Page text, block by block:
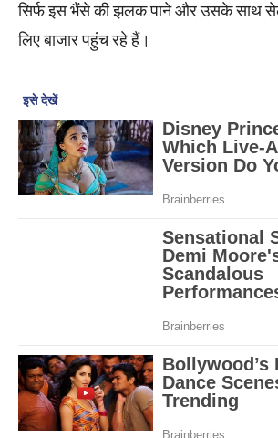
सिर्फ इस भैंसे की झलक पाने और उसके साथ
लिए बाजार पहुंच रहे हैं।